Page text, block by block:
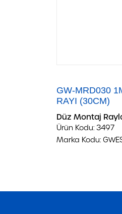
GW-MRD030
RAYI (30CM)
Düz Montaj
Ürün Kodu: 3497
Marka Kodu: